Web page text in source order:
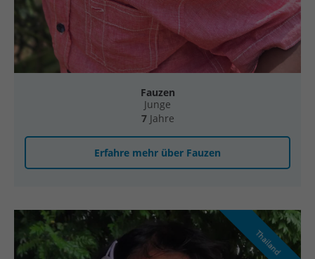
Fauzen
Junge
7Jahre
Erfahre mehr über Fauzen
Thailand